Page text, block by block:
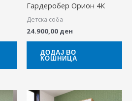
Гардеробер Орион 4К
Детска соба
24.900,00 ден
ДОДАЈ ВО
КОШНИЦА